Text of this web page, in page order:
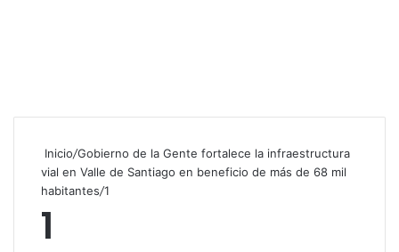
Inicio/Gobierno de la Gente fortalece la infraestructura
vial en Valle de Santiago en beneficio de más de 68 mil
habitantes/1
1